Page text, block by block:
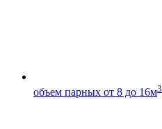
объем парных от 8 до 16м3